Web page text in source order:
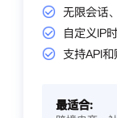
无限会话
自定义IP
支持API
最适合: